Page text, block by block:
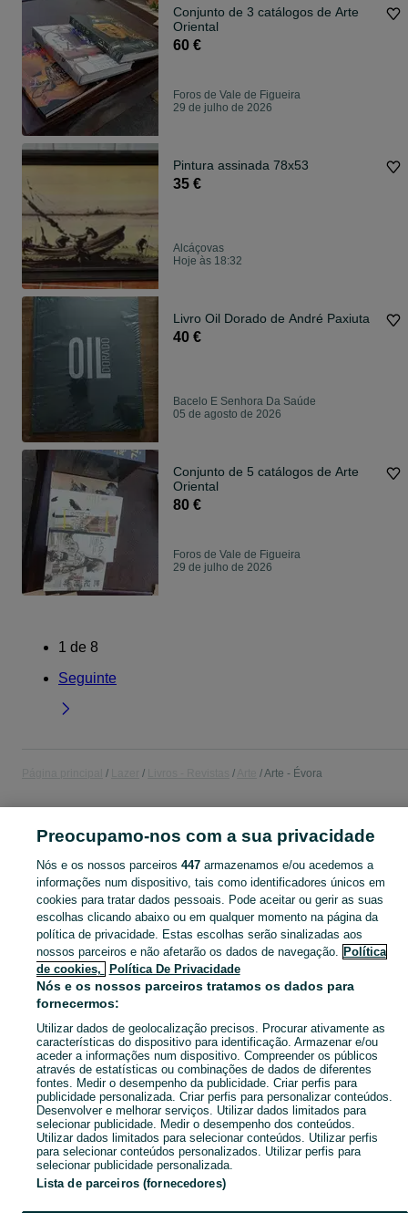
Conjunto de 3 catálogos de Arte
Oriental
60 €
Foros de Vale de Figueira
29 de julho de 2026
Pintura assinada 78x53
35 €
Alcáçovas
Hoje às 18:32
Livro Oil Dorado de André Paxiuta
40 €
Bacelo E Senhora Da Saúde
05 de agosto de 2026
Conjunto de 5 catálogos de Arte
Oriental
80 €
Foros de Vale de Figueira
29 de julho de 2026
1 de 8
Seguinte
Arte - Évora
CATEGORIA
Navegue pelos últimos anúncios de Arte em Évora no OLX Portugal. Compre e venda produtos locais com facilidade e segurança. Mostrar
Mapa do site
Mapa das freguesias
Mapa de mini-sites
Pesquisas populares
Preocupamo-nos com a sua privacidade
Nós e os nossos parceiros 447armazenamos e/ou acedemos a
informações num dispositivo, tais como identificadores únicos em
cookies para tratar dados pessoais. Pode aceitar ou gerir as suas
escolhas clicando abaixo ou em qualquer momento na página da
política de privacidade. Estas escolhas serão sinalizadas aos
nossos parceiros e não afetarão os dados de navegação. Política
de cookies,
Política De Privacidade
Nós e os nossos parceiros tratamos os dados para
fornecermos:
Utilizar dados de geolocalização precisos. Procurar ativamente as
características do dispositivo para identificação. Armazenar e/ou
aceder a informações num dispositivo. Compreender os públicos
através de estatísticas ou combinações de dados de diferentes
fontes. Medir o desempenho da publicidade. Criar perfis para
publicidade personalizada. Criar perfis para personalizar conteúdos.
Desenvolver e melhorar serviços. Utilizar dados limitados para
selecionar publicidade. Medir o desempenho dos conteúdos.
Utilizar dados limitados para selecionar conteúdos. Utilizar perfis
para selecionar conteúdos personalizados. Utilizar perfis para
selecionar publicidade personalizada.
Lista de parceiros (fornecedores)